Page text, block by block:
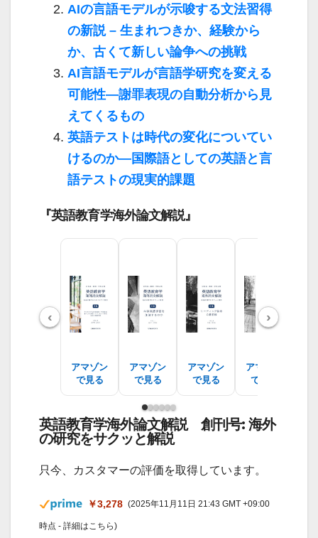
AIの言語モデルが示唆する文法習得
の新説 – 生まれつきか、経験から
か、古くて新しい論争への挑戦
AI言語モデルが言語学研究を変える
可能性―謝罪表現の自動分析から見
えてくるもの
英語テストは時代の変化についてい
けるのか―国際語としての英語と言
語テストの現実的課題
『英語教育学海外論文解説』
‹
アマゾン
で見る
アマゾン
で見る
アマゾン
で見る
アマゾン
で見る
›
英語教育学海外論文解説 創刊号: 海外
の研究をサクッと解説
只今、カスタマーの評価を取得しています。
￥3,278 (2025年11月11日 21:43 GMT +09:00
時点 - 詳細はこちら)